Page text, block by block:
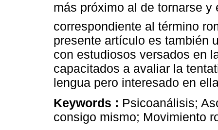
más próximo al de tornarse y
correspondiente al término
presente artículo es también
con estudiosos versados en
capacitados a avaliar la
lengua pero interesado en
Keywords : Psicoanálisis;
consigo mismo; Movimiento